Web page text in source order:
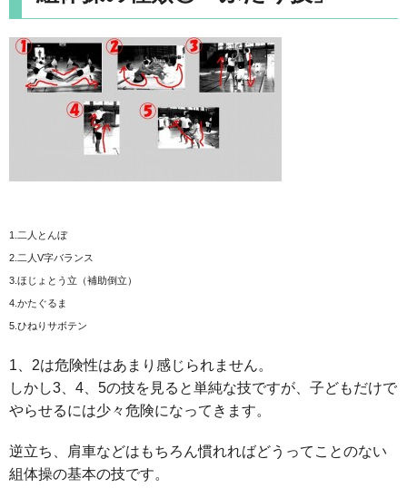
1.二人とんぼ
2.二人V字バランス
3.ほじょとう立（補助倒立）
4.かたぐるま
5.ひねりサボテン
1、2は危険性はあまり感じられません。
しかし3、4、5の技を見ると単純な技ですが、子どもだけで
やらせるには少々危険になってきます。
逆立ち、肩車などはもちろん慣れればどうってことのない
組体操の基本の技です。